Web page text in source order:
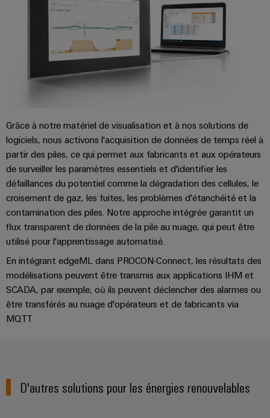
d'assemblage
Rails
de
raccordement
équipés
modifiés
et
équipés
Assemblage
de
câbles
spécifiques
Nouveautés
produits
Technique de
raccordement
Grâce à notre matériel de visualisation et à nos solutions de
logiciels, nous activons l'acquisition de données de temps réel à
partir des piles, ce qui permet aux fabricants et aux opérateurs
de surveiller les paramètres essentiels et d'identifier les
défaillances du potentiel comme la dégradation des cellules, le
croisement de gaz, les fuites, les problèmes d'étanchéité et la
contamination des piles. Notre approche intégrée garantit un
flux transparent de données de la pile au nuage, qui peut être
utilisé pour l'apprentissage automatisé.
En intégrant edgeML dans PROCON-Connect, les résultats des
modélisations peuvent être transmis aux applications IHM et
SCADA, par exemple, où ils peuvent déclencher des alarmes ou
être transférés au nuage d'opérateurs et de fabricants via
MQTT
D'autres solutions pour les énergies renouvelables